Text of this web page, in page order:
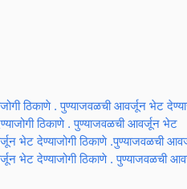
ठिकाणे . पुण्याजवळची आवर्जून भेट
ठिकाणे . पुण्याजवळची आवर्जून भेट
भेट देण्याजोगी ठिकाणे .पुण्याजवळची
भेट देण्याजोगी ठिकाणे . पुण्याजवळची